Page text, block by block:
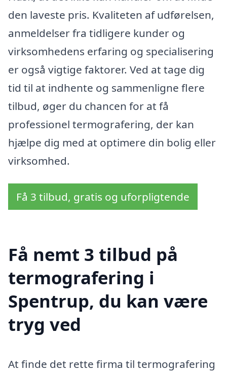
den laveste pris. Kvaliteten af udførelsen,
anmeldelser fra tidligere kunder og
virksomhedens erfaring og specialisering
er også vigtige faktorer. Ved at tage dig
tid til at indhente og sammenligne flere
tilbud, øger du chancen for at få
professionel termografering, der kan
hjælpe dig med at optimere din bolig eller
virksomhed.
Få 3 tilbud, gratis og uforpligtende
Få nemt 3 tilbud på
termografering i
Spentrup, du kan være
tryg ved
At finde det rette firma til termografering